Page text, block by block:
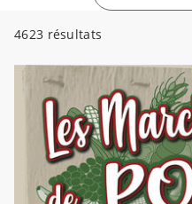
4623 résultats